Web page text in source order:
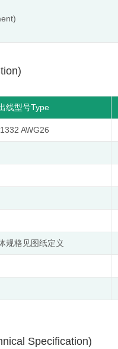
线型号Type
AWG26
规格见图纸定义
Specification)